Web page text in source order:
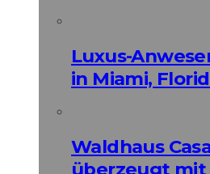
Luxus-
in Miami,
Waldhaus
überzeugt